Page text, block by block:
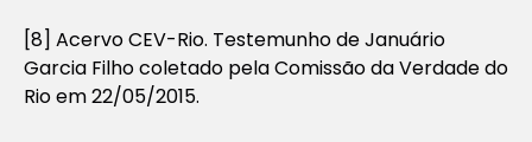
[8] Acervo CEV-Rio. Testemunho de Januário
Garcia Filho coletado pela Comissão da Verdade do
Rio em 22/05/2015.